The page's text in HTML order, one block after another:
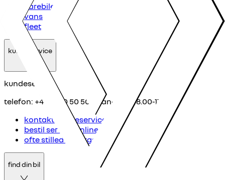
varebiler
vans
fleet
kundeservice
kundeservice
telefon: +45 39 10 50 50 (man-fre kl. 8.00-17.00)
kontakt kundeservice
bestil service online
ofte stillede spørgsmål
find din bil